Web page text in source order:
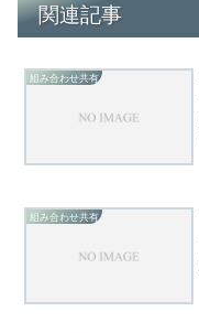
関連記事
組み合わせ共有
組み合わせ共有